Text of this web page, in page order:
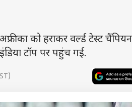
को हराकर वर्ल्ड टेस्ट
टॉप पर पहुंच गई.